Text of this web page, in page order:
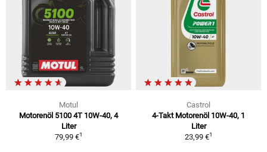
Motul
Motorenöl 5100 4T 10W-40, 4
Liter
79,99 €1
Castrol
4-Takt Motorenöl 10W-40, 1
Liter
23,99 €1